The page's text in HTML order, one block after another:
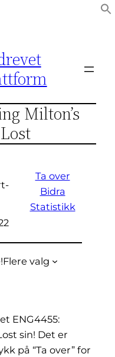
Milton’s
Ta over
Bidra
Statistikk
Flere valg
ENG4455:
sin! Det er
på “Ta over” for